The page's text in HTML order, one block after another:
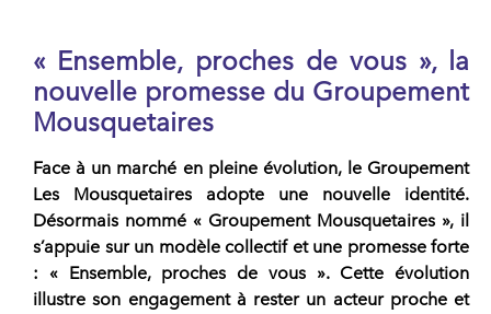
« Ensemble, proches de vous », la
nouvelle promesse du Groupement
Mousquetaires
Face à un marché en pleine évolution, le Groupement
Les Mousquetaires adopte une nouvelle identité.
Désormais nommé « Groupement Mousquetaires », il
s’appuie sur un modèle collectifet une promesse forte
: «Ensemble, proches de vous». Cette évolution
illustre son engagement à rester un acteur proche et